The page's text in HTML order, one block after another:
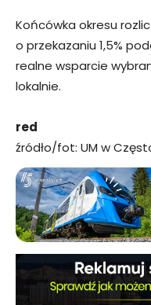
Końcówka okresu
o przekazaniu 1,5%
realne wsparcie
lokalnie.
red
źródło/fot: UM w